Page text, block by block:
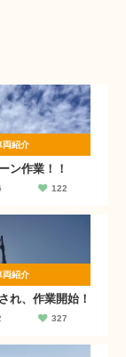
両紹介
ン作業！！
122
両紹介
れ、作業開始！
327